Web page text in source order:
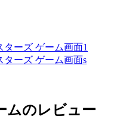
ムのレビュー